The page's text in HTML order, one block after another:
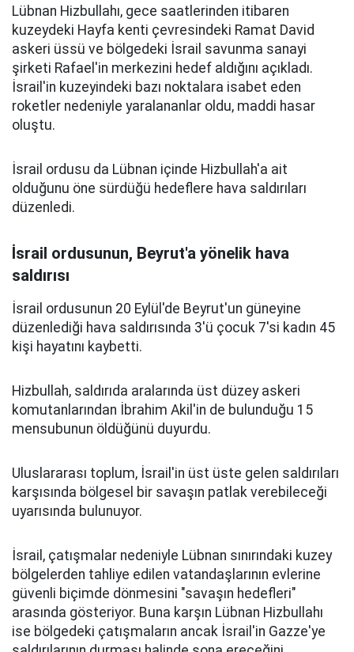
Lübnan Hizbullahı, gece saatlerinden itibaren
kuzeydeki Hayfa kenti çevresindeki Ramat David
askeri üssü ve bölgedeki İsrail savunma sanayi
şirketi Rafael'in merkezini hedef aldığını açıkladı.
İsrail'in kuzeyindeki bazı noktalara isabet eden
roketler nedeniyle yaralananlar oldu, maddi hasar
oluştu.
İsrail ordusu da Lübnan içinde Hizbullah'a ait
olduğunu öne sürdüğü hedeflere hava saldırıları
düzenledi.
İsrail ordusunun, Beyrut'a yönelik hava
saldırısı
İsrail ordusunun 20 Eylül'de Beyrut'un güneyine
düzenlediği hava saldırısında 3'ü çocuk 7'si kadın 45
kişi hayatını kaybetti.
Hizbullah, saldırıda aralarında üst düzey askeri
komutanlarından İbrahim Akil'in de bulunduğu 15
mensubunun öldüğünü duyurdu.
Uluslararası toplum, İsrail'in üst üste gelen saldırıları
karşısında bölgesel bir savaşın patlak verebileceği
uyarısında bulunuyor.
İsrail, çatışmalar nedeniyle Lübnan sınırındaki kuzey
bölgelerden tahliye edilen vatandaşlarının evlerine
güvenli biçimde dönmesini "savaşın hedefleri"
arasında gösteriyor. Buna karşın Lübnan Hizbullahı
ise bölgedeki çatışmaların ancak İsrail'in Gazze'ye